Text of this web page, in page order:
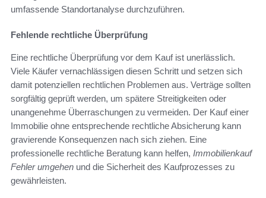
umfassende Standortanalyse durchzuführen.
Fehlende rechtliche Überprüfung
Eine rechtliche Überprüfung vor dem Kauf ist unerlässlich.
Viele Käufer vernachlässigen diesen Schritt und setzen sich
damit potenziellen rechtlichen Problemen aus. Verträge sollten
sorgfältig geprüft werden, um spätere Streitigkeiten oder
unangenehme Überraschungen zu vermeiden. Der Kauf einer
Immobilie ohne entsprechende rechtliche Absicherung kann
gravierende Konsequenzen nach sich ziehen. Eine
professionelle rechtliche Beratung kann helfen, Immobilienkauf
Fehler umgehen und die Sicherheit des Kaufprozesses zu
gewährleisten.